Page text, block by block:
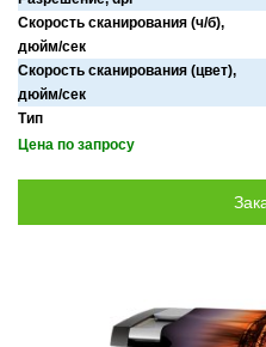
Скорость сканирования (ч/б),
дюйм/сек
Скорость сканирования (цвет),
дюйм/сек
Тип
Цена по запросу